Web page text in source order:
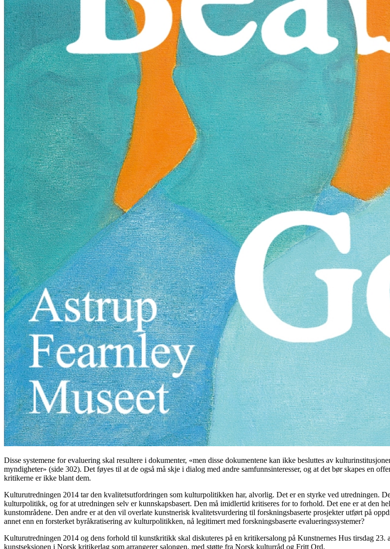
Disse systemene for evaluering skal resultere i dokumenter, «men disse dokumentene kan ikke besluttes av
myndigheter» (side 302). Det føyes til at de også må skje i dialog med andre samfunnsinteresser, og at det bør skapes en
kritikerne er ikke blant dem.
Kulturutredningen 2014 tar den kvalitetsutfordringen som kulturpolitikken har, alvorlig. Det er en styrke ved utredningen.
kulturpolitikk, og for at utredningen selv er kunnskapsbasert. Den må imidlertid kritiseres for to forhold. Det ene er at den
kunstområdene. Den andre er at den vil overlate kunstnerisk kvalitetsvurdering til forskningsbaserte prosjekter utført på
annet enn en forsterket byråkratisering av kulturpolitikken, nå legitimert med forskningsbaserte evalueringssystemer?
Kulturutredningen 2014 og dens forhold til kunstkritikk skal diskuteres på en kritikersalong på Kunstnernes Hus tirsdag
kunstseksjonen i Norsk kritikerlag som arrangerer salongen, med støtte fra Norsk kulturråd og Fritt Ord.